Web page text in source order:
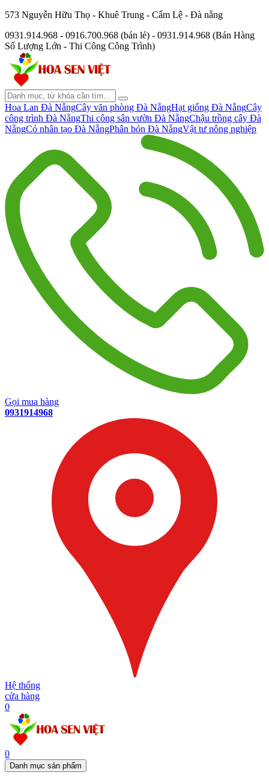
573 Nguyễn Hữu Thọ - Khuê Trung - Cẩm Lệ - Đà nẵng
0931.914.968 - 0916.700.968 (bán lẻ) - 0931.914.968 (Bán Hàng
Số Lượng Lớn - Thi Công Công Trình)
Hoa Lan Đà NẵngCây văn phòng Đà NẵngHạt giống Đà NẵngCây
công trình Đà NẵngThi công sân vườn Đà NẵngChậu trồng cây Đà
NẵngCỏ nhân tạo Đà NẵngPhân bón Đà NẵngVật tư nông nghiệp
Gọi mua hàng
0931914968
Hệ thống
cửa hàng
0
0
Danh mục sản phẩm